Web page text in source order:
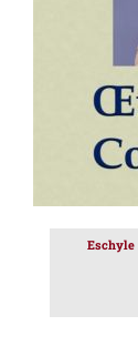
Eschyle